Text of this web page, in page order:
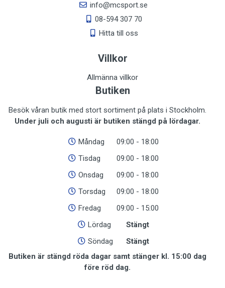
info@mcsport.se
08-594 307 70
Hitta till oss
Villkor
Allmänna villkor
Butiken
Besök våran butik med stort sortiment på plats i Stockholm.
Under juli och augusti är butiken stängd på lördagar.
Måndag
09:00 - 18:00
Tisdag
09:00 - 18:00
Onsdag
09:00 - 18:00
Torsdag
09:00 - 18:00
Fredag
09:00 - 15:00
Lördag
Stängt
Söndag
Stängt
Butiken är stängd röda dagar samt stänger kl. 15:00 dag
före röd dag.